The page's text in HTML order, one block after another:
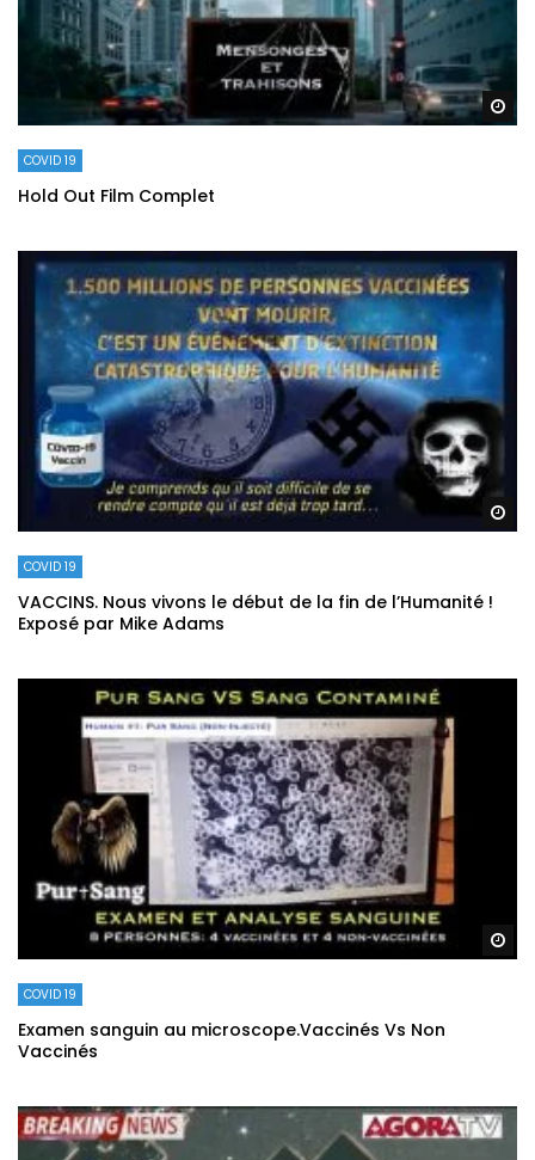
COVID 19
Hold Out Film Complet
COVID 19
VACCINS. Nous vivons le début de la fin de l’Humanité !
Exposé par Mike Adams
COVID 19
Examen sanguin au microscope.Vaccinés Vs Non
Vaccinés